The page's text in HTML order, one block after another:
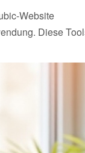
Website
Diese